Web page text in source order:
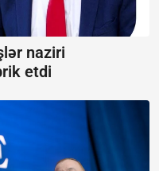
naziri
etdi